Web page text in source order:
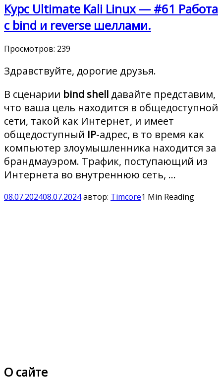
Курс Ultimate Kali Linux — #61 Работа
с bind и reverse шеллами.
Просмотров: 239
Здравствуйте, дорогие друзья.
В сценарии bind shell давайте представим,
что ваша цель находится в общедоступной
сети, такой как Интернет, и имеет
общедоступный IP-адрес, в то время как
компьютер злоумышленника находится за
брандмауэром. Трафик, поступающий из
Интернета во внутреннюю сеть, …
08.07.202408.07.2024автор: Timcore1 Min Reading
О сайте